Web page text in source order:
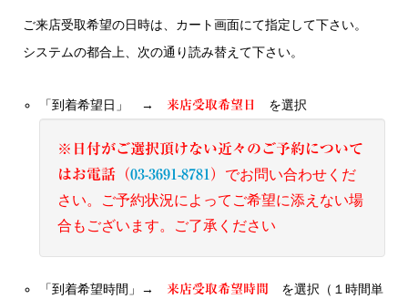
ご来店受取希望の日時は、カート画面にて指定して下さい。
システムの都合上、次の通り読み替えて下さい。
「到着希望日」 → 来店受取希望日 を選択
※ 日付がご選択頂けない近々のご予約について
はお電話（03-3691-8781 ） でお問い合わせくだ
さい。ご予約状況によってご希望に添えない場
合もございます。ご了承ください
「到着希望時間」→ 来店受取希望時間
を選択（１時間単